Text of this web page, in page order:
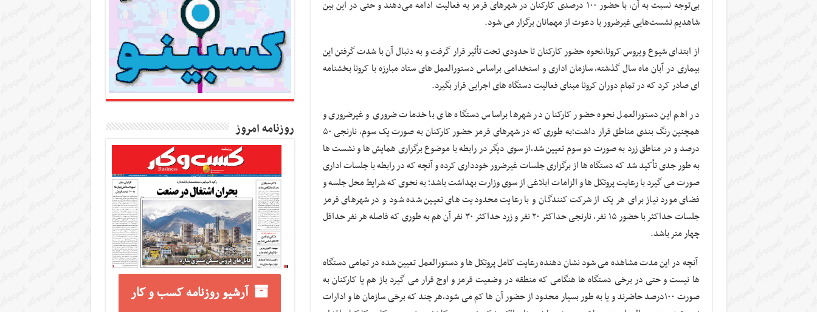
بی‌توجه نسبت به آن، با حضور ۱۰۰ درصدی کارکنان در شهرهای قرمز به فعالیت ادامه می‌دهند و حتی در این بین
شاهدیم نشست‌هایی غیرضرور با دعوت از مهمانان برگزار می شود.
از ابتدای شیوع ویروس کرونا،نحوه حضور کارکنان تا حدودی تحت تأثیر قرار گرفت و به دنبال آن با شدت گرفتن این
بیماری در آبان ماه سال گذشته، سازمان اداری و استخدامی براساس دستورالعمل های ستاد مبارزه با کرونا بخشنامه
ای صادر کرد که در تمام دوران کرونا مبنای فعالیت دستگاه های اجرایی قرار بگیرد.
در اهم این دستورالعمل نحوه حضور کارکنان در شهرها براساس دستگاه های با خدمات ضروری و غیرضروری و
همچنین رنگ بندی مناطق قرار داشت؛به طوری که در شهرهای قرمز حضور کارکنان به صورت یک سوم، نارنجی ۵۰
درصد و در مناطق زرد به صورت دو سوم تعیین شد،از سوی دیگر در رابطه با موضوع برگزاری همایش ها و نشست ها
به طور جدی تأکید شد که دستگاه ها از برگزاری جلسات غیرضرور خودداری کرده و آنچه که در رابطه با جلسات اداری
صورت می گیرد با رعایت پروتکل ها و الزامات ابلاغی از سوی وزارت بهداشت باشد؛ به نحوی که شرایط محل جلسه و
فضای مورد نیاز برای هر یک از شرکت کنندگان و با رعایت محدودیت های تعیین شده شود و در شهرهای قرمز
جلسات حداکثر با حضور ۱۵ نفر، نارنجی حداکثر ۲۰ نفر و زرد حداکثر ۳۰ نفر آن هم به طوری که فاصله هر نفر حداقل
چهار متر باشد.
آنچه در این مدت مشاهده می شود نشان دهنده رعایت کامل پروتکل ها و دستورالعمل تعیین شده در تمامی دستگاه
ها نیست و حتی در برخی دستگاه ها هنگامی که منطقه در وضعیت قرمز و اوج قرار می گیرد باز هم یا کارکنان به
صورت ۱۰۰درصد حاضرند و یا به طور بسیار محدود از حضور آن ها کم می شود،هر چند که برخی سازمان ها و ادارات
روزنامه امروز
آرشیو روزنامه کسب و کار